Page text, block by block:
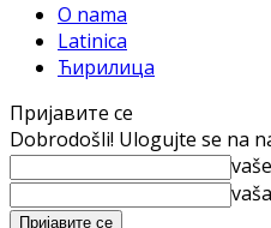
O nama
Latinica
Ћирилица
Пријавите се
Dobrodošli! Ulogujte se na